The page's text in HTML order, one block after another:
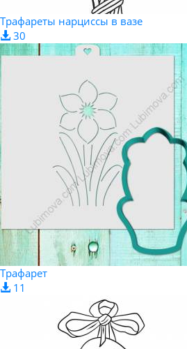
Трафареты нарциссы в вазе
30
Трафарет
11